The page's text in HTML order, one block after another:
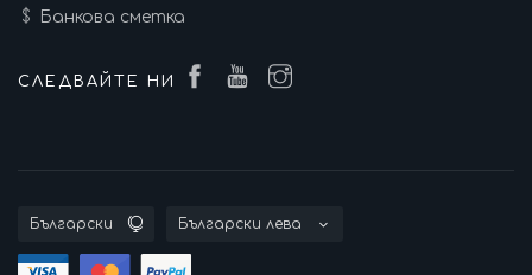
Банкова сметка
СЛЕДВАЙТЕ НИ